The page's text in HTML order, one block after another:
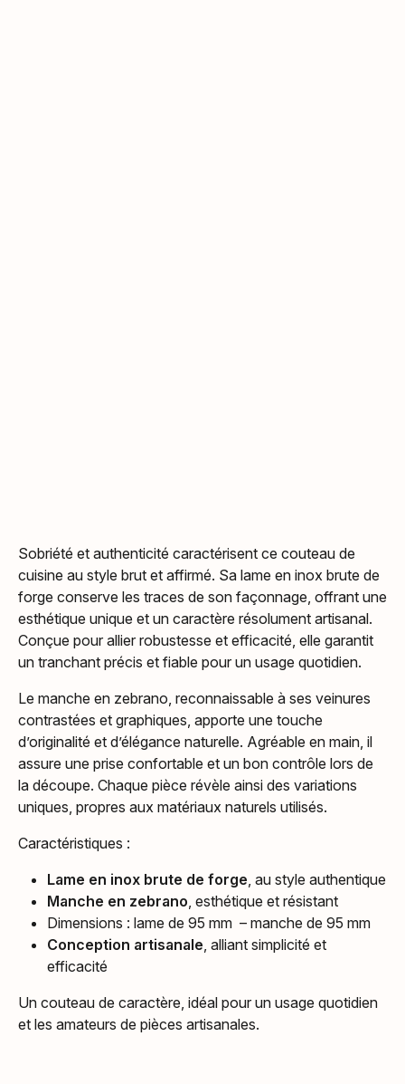
Sobriété et authenticité caractérisent ce couteau de
cuisine au style brut et affirmé. Sa lame en inox brute de
forge conserve les traces de son façonnage, offrant une
esthétique unique et un caractère résolument artisanal.
Conçue pour allier robustesse et efficacité, elle garantit
un tranchant précis et fiable pour un usage quotidien.
Le manche en zebrano, reconnaissable à ses veinures
contrastées et graphiques, apporte une touche
d’originalité et d’élégance naturelle. Agréable en main, il
assure une prise confortable et un bon contrôle lors de
la découpe. Chaque pièce révèle ainsi des variations
uniques, propres aux matériaux naturels utilisés.
Caractéristiques :
Lame en inox brute de forge, au style authentique
Manche en zebrano, esthétique et résistant
Dimensions : lame de 95 mm – manche de 95 mm
Conception artisanale, alliant simplicité et
efficacité
Un couteau de caractère, idéal pour un usage quotidien
et les amateurs de pièces artisanales.